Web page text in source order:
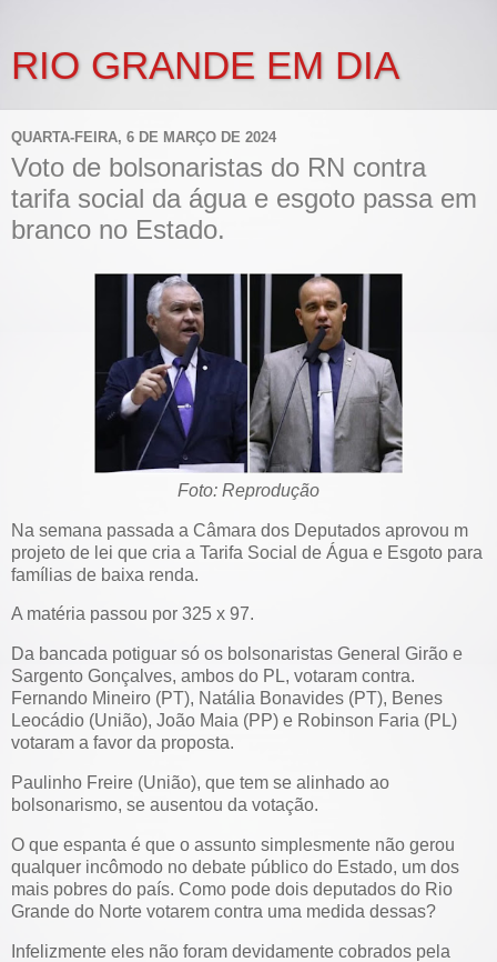
RIO GRANDE EM DIA
QUARTA-FEIRA, 6 DE MARÇO DE 2024
Voto de bolsonaristas do RN contra
tarifa social da água e esgoto passa em
branco no Estado.
Foto: Reprodução
Na semana passada a Câmara dos Deputados aprovou m
projeto de lei que cria a Tarifa Social de Água e Esgoto para
famílias de baixa renda.
A matéria passou por 325 x 97.
Da bancada potiguar só os bolsonaristas General Girão e
Sargento Gonçalves, ambos do PL, votaram contra.
Fernando Mineiro (PT), Natália Bonavides (PT), Benes
Leocádio (União), João Maia (PP) e Robinson Faria (PL)
votaram a favor da proposta.
Paulinho Freire (União), que tem se alinhado ao
bolsonarismo, se ausentou da votação.
O que espanta é que o assunto simplesmente não gerou
qualquer incômodo no debate público do Estado, um dos
mais pobres do país. Como pode dois deputados do Rio
Grande do Norte votarem contra uma medida dessas?
Infelizmente eles não foram devidamente cobrados pela